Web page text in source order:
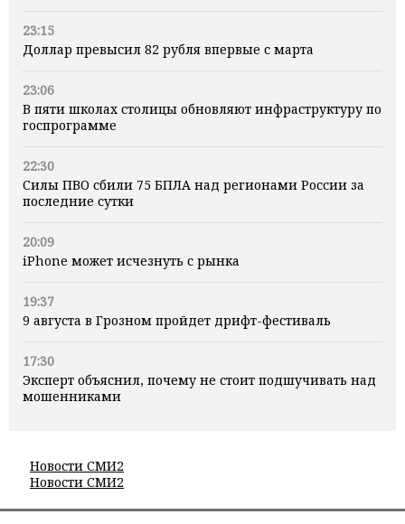
23:15
Доллар превысил 82 рубля впервые с марта
23:06
В пяти школах столицы обновляют инфраструктуру по
госпрограмме
22:30
Силы ПВО сбили 75 БПЛА над регионами России за
последние сутки
20:09
iPhone может исчезнуть с рынка
19:37
9 августа в Грозном пройдет дрифт-фестиваль
17:30
Эксперт объяснил, почему не стоит подшучивать над
мошенниками
Новости СМИ2
Новости СМИ2